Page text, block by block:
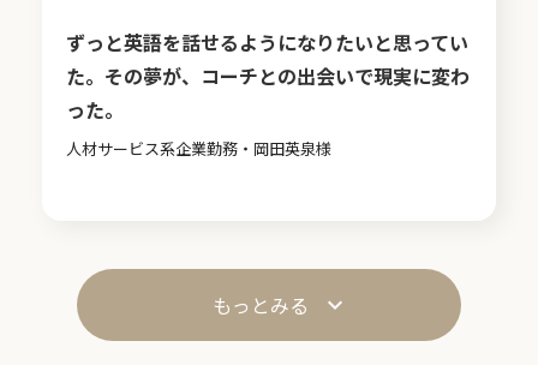
ずっと英語を話せるようになりたいと思ってい
た。その夢が、コーチとの出会いで現実に変わ
った。
人材サービス系企業勤務・岡田英泉様
もっとみる keyboard_arrow_down